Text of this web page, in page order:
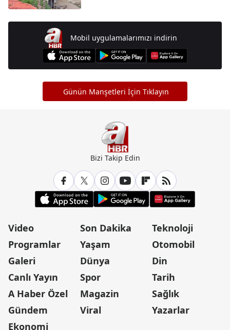
Mobil uygulamalarımızı indirin
Günün Manşetleri İçin Tıklayın
Bizi Takip Edin
Video
Programlar
Galeri
Canlı Yayın
A Haber Özel
Gündem
Ekonomi
Son Dakika
Yaşam
Dünya
Spor
Magazin
Viral
Teknoloji
Otomobil
Din
Tarih
Sağlık
Yazarlar